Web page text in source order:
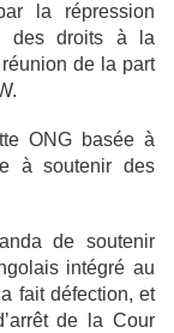
la répression
des droits à la
réunion de la part
ONG basée à
à soutenir des
de soutenir
intégré au
fait défection, et
de la Cour